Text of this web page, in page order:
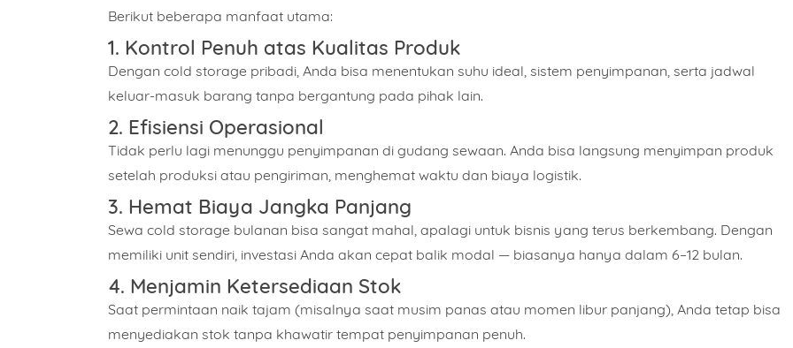
Berikut beberapa manfaat utama:
1. Kontrol Penuh atas Kualitas Produk
Dengan cold storage pribadi, Anda bisa menentukan suhu ideal, sistem penyimpanan, serta jadwal
keluar-masuk barang tanpa bergantung pada pihak lain.
2. Efisiensi Operasional
Tidak perlu lagi menunggu penyimpanan di gudang sewaan. Anda bisa langsung menyimpan produk
setelah produksi atau pengiriman, menghemat waktu dan biaya logistik.
3. Hemat Biaya Jangka Panjang
Sewa cold storage bulanan bisa sangat mahal, apalagi untuk bisnis yang terus berkembang. Dengan
memiliki unit sendiri, investasi Anda akan cepat balik modal — biasanya hanya dalam 6–12 bulan.
4. Menjamin Ketersediaan Stok
Saat permintaan naik tajam (misalnya saat musim panas atau momen libur panjang), Anda tetap bisa
menyediakan stok tanpa khawatir tempat penyimpanan penuh.
Pilih Produk Kapasitas Berapa?
Isi Pesan